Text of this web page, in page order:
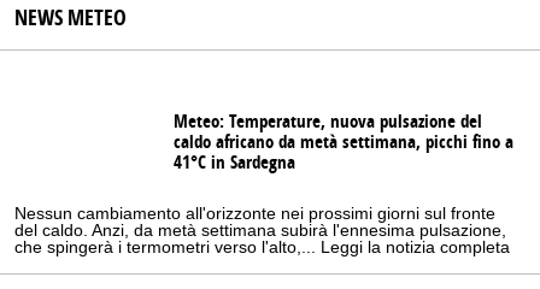
NEWS METEO
Meteo: Temperature, nuova pulsazione del
caldo africano da metà settimana, picchi fino a
41°C in Sardegna
Nessun cambiamento all'orizzonte nei prossimi giorni sul fronte
del caldo. Anzi, da metà settimana subirà l'ennesima pulsazione,
che spingerà i termometri verso l'alto,... Leggi la notizia completa